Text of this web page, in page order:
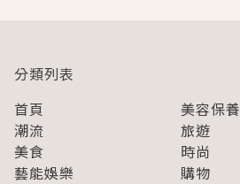
分類列表
首頁
美容保養
潮流
旅遊
美食
時尚
藝能娛樂
購物